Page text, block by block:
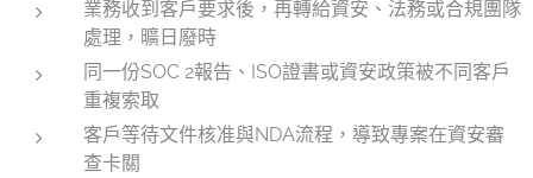
業務收到客戶要求後，再轉給資安、法務或合規團隊
處理，曠日廢時
同一份SOC 2報告、ISO證書或資安政策被不同客戶
重複索取
客戶等待文件核准與NDA流程，導致專案在資安審
查卡關